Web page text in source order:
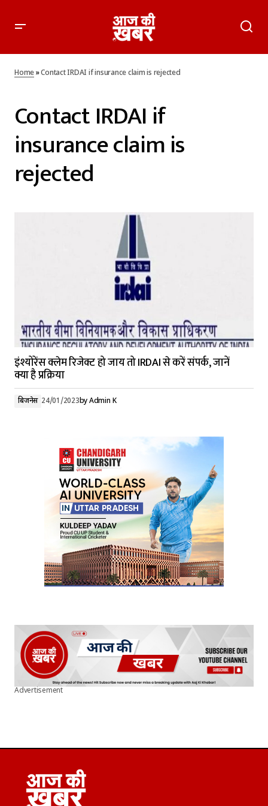
Home»Contact IRDAI if insurance claim is rejected
Contact IRDAI if
insurance claim is
rejected
इंश्योरेंस क्लेम रिजेक्ट हो जाय तो IRDAI से करें संपर्क, जानें
क्या है प्रक्रिया
बिजनेस 24/01/2023byAdmin K
Advertisement